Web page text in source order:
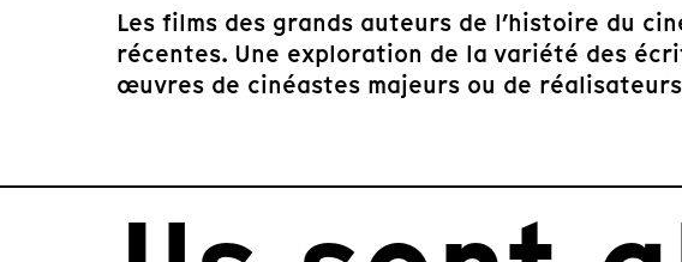
Les films des grands auteurs de l’histoire du
récentes. Une exploration de la variété des
œuvres de cinéastes majeurs ou de